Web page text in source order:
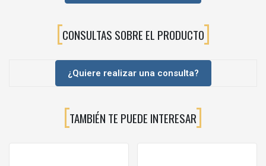
CONSULTAS SOBRE EL PRODUCTO
¿Quiere realizar una consulta?
TAMBIÉN TE PUEDE INTERESAR